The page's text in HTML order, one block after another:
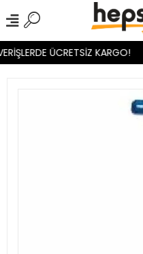
ÜCRETSİZ KARGO!